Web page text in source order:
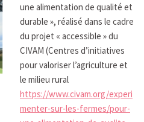
une alimentation de qualité et
durable », réalisé dans le cadre
du projet « accessible » du
CIVAM (Centres d’initiatives
pour valoriser l’agriculture et
le milieu rural
https://www.civam.org/experi
menter-sur-les-fermes/pour-